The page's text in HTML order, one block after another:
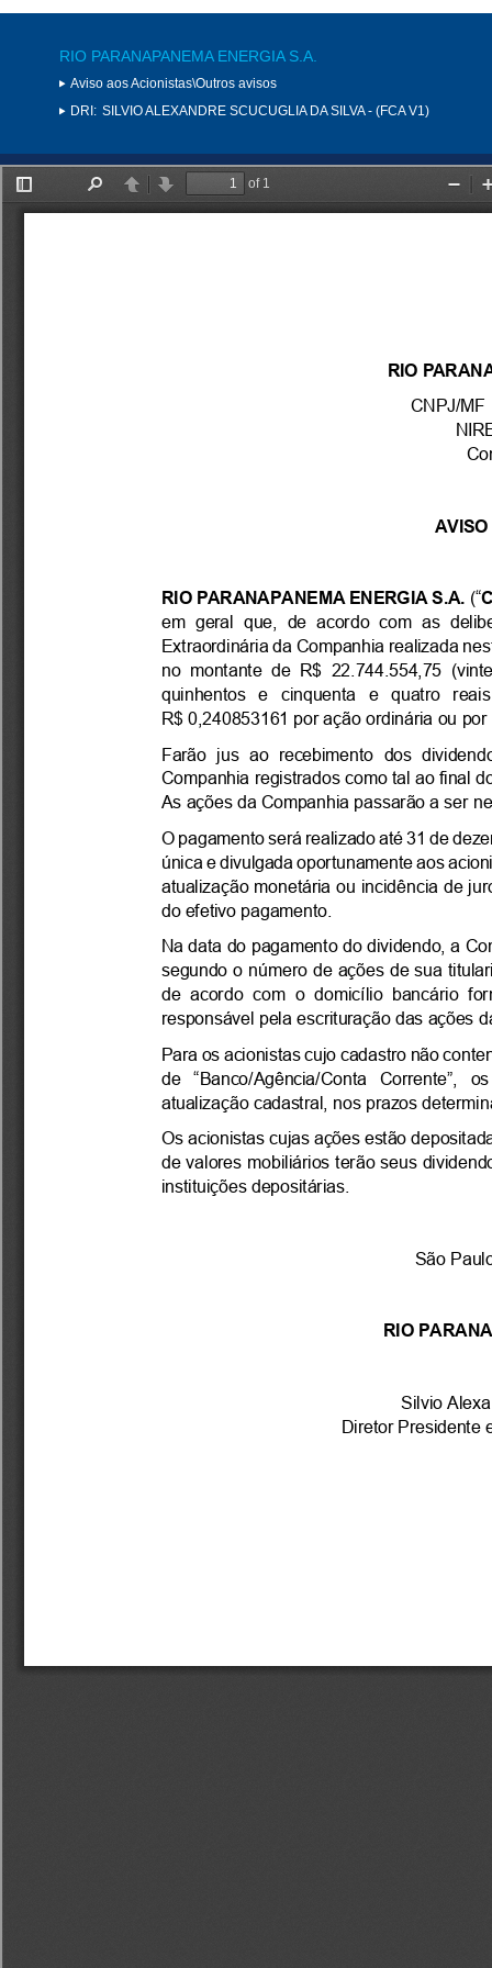
RIO PARANAPANEMA ENERGIA S.A.
Aviso aos Acionistas\Outros avisos
DRI: SILVIO ALEXANDRE SCUCUGLIA DA SILVA - (FCA V1)